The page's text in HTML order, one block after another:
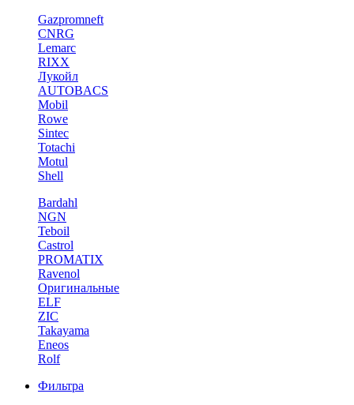
Gazpromneft
CNRG
Lemarc
RIXX
Лукойл
AUTOBACS
Mobil
Rowe
Sintec
Totachi
Motul
Shell
Bardahl
NGN
Teboil
Castrol
PROMATIX
Ravenol
Оригинальные
ELF
ZIC
Takayama
Eneos
Rolf
Фильтра